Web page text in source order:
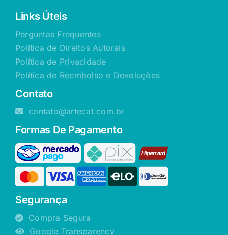
Links Úteis
Perguntas Frequentes
Política de Direitos Autorais
Política de Privacidade
Política de Reembolso e Devoluções
Contato
contato@artecat.com.br
Formas De Pagamento
Segurança
Compra Segura
Google Transparency